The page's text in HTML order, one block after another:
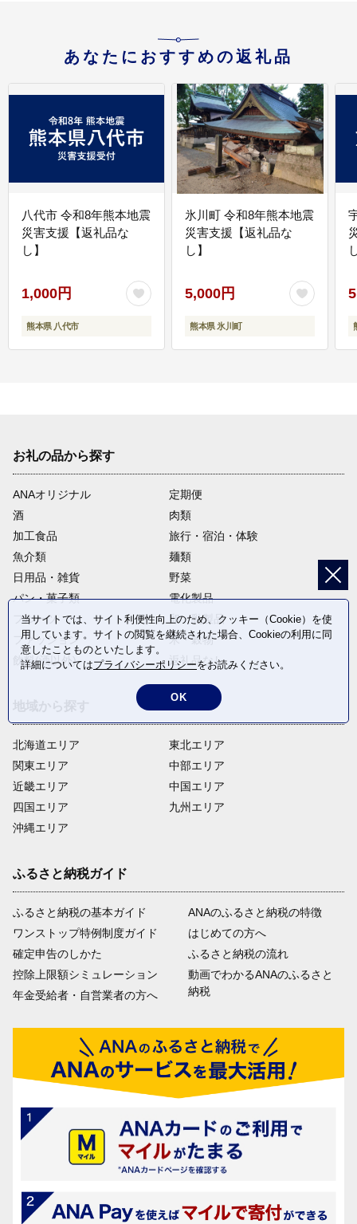
あなたにおすすめの返礼品
八代市 令和8年熊本地震
災害支援【返礼品な
し】
1,000円
熊本県 八代市
氷川町 令和8年熊本地震
災害支援【返礼品な
し】
5,000円
熊本県 氷川町
お礼の品から探す
ANAオリジナル
定期便
酒
肉類
加工食品
旅行・宿泊・体験
魚介類
麺類
日用品・雑貨
野菜
パン・菓子類
電化製品
フルーツ
卵・乳製品
ファッション
米・穀物
飲料(酒以外)
返礼品なし
北海道エリア
関東エリア
近畿エリア
四国エリア
沖縄エリア
東北エリア
中部エリア
中国エリア
九州エリア
ふるさと納税ガイド
ふるさと納税の基本ガイド
ワンストップ特例制度ガイド
確定申告のしかた
控除上限額シミュレーション
年金受給者・自営業者の方へ
ANAのふるさと納税の特徴
はじめての方へ
ふるさと納税の流れ
動画でわかるANAのふるさと
納税
当サイトでは、サイト利便性向上のため、クッキー（Cookie）を使
用しています。サイトの閲覧を継続された場合、Cookieの利用に同
意したことものといたします。
詳細についてはプライバシーポリシーをお読みください。
OK